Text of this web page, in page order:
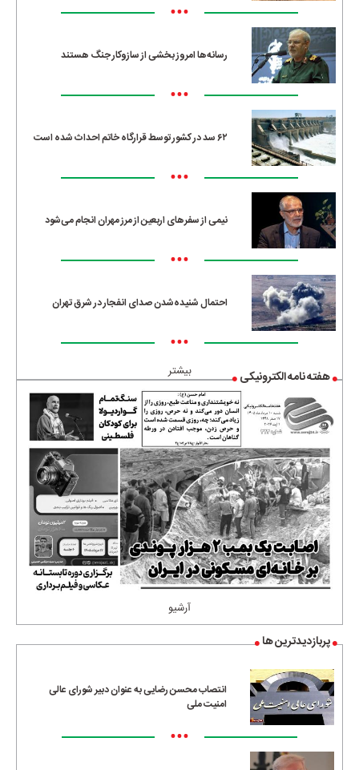
•••
رسانه‌ها امروز بخشی از سازوکار جنگ هستند
•••
۶۲ سد در کشور توسط قرارگاه خاتم احداث شده است
•••
نیمی از سفرهای اربعین از مرز مهران انجام می‌شود
•••
احتمال شنیده‌شدن صدای انفجار در شرق تهران
•••
بیشتر هفته نامه الکترونیکی
آرشیو
پربازدیدترین ها
انتصاب محسن رضایی به عنوان دبیر شورای عالی
امنیت ملی
•••